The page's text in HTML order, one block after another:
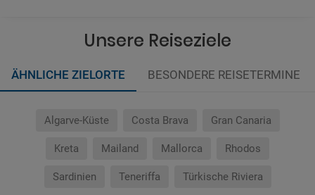
Unsere Reiseziele
ÄHNLICHE ZIELORTE BESONDERE REISETERMINE
Algarve-Küste Costa Brava Gran Canaria
Kreta Mailand Mallorca Rhodos
Sardinien Teneriffa Türkische Riviera